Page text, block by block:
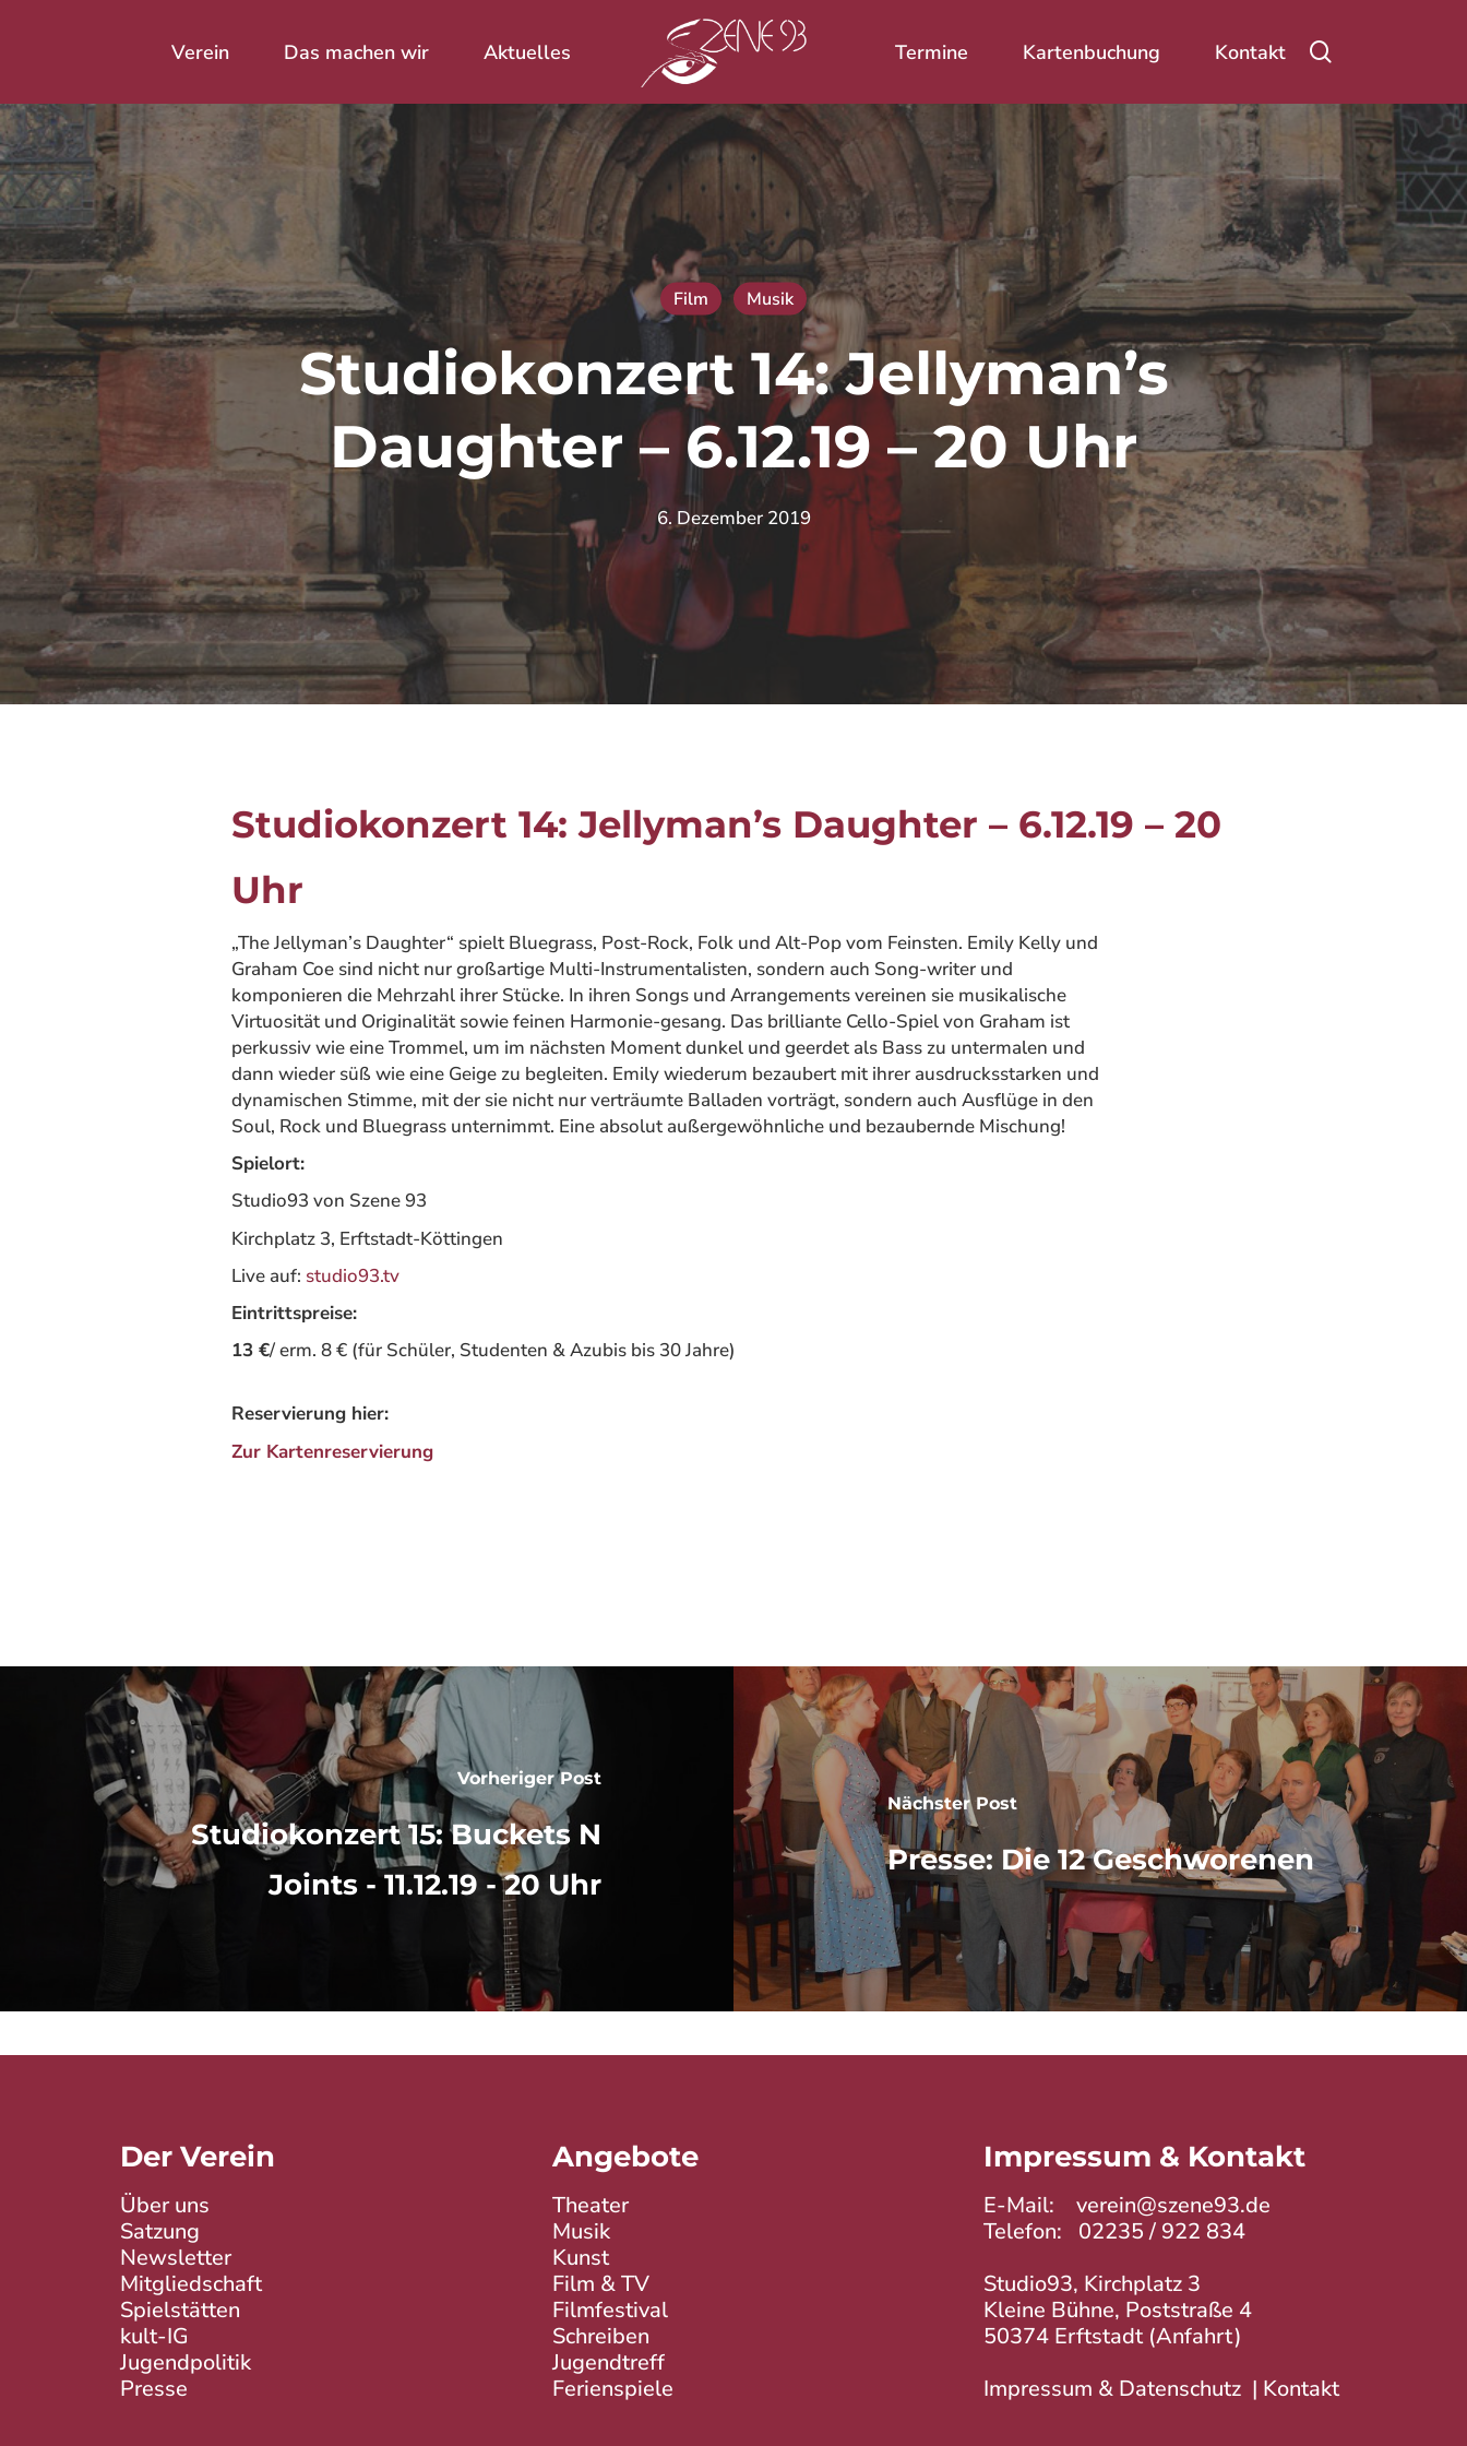
Drücke Enter zum Suchen oder ESC zum Schließen.
Verein Das machen wir Aktuelles Termine Kartenbuchung Kontakt
Film Musik
Studiokonzert 14: Jellyman’s
Daughter – 6.12.19 – 20 Uhr
6. Dezember 2019
Studiokonzert 14: Jellyman’s Daughter – 6.12.19 – 20
Uhr
„The Jellyman’s Daughter“ spielt Bluegrass, Post-Rock, Folk und Alt-Pop vom Feinsten. Emily Kelly und
Graham Coe sind nicht nur großartige Multi-Instrumentalisten, sondern auch Song-writer und
komponieren die Mehrzahl ihrer Stücke. In ihren Songs und Arrangements vereinen sie musikalische
Virtuosität und Originalität sowie feinen Harmonie-gesang. Das brilliante Cello-Spiel von Graham ist
perkussiv wie eine Trommel, um im nächsten Moment dunkel und geerdet als Bass zu untermalen und
dann wieder süß wie eine Geige zu begleiten. Emily wiederum bezaubert mit ihrer ausdrucksstarken und
dynamischen Stimme, mit der sie nicht nur verträumte Balladen vorträgt, sondern auch Ausflüge in den
Soul, Rock und Bluegrass unternimmt. Eine absolut außergewöhnliche und bezaubernde Mischung!
Spielort:
Studio93 von Szene 93
Kirchplatz 3, Erftstadt-Köttingen
Live auf: studio93.tv
Eintrittspreise:
13 €/ erm. 8 € (für Schüler, Studenten & Azubis bis 30 Jahre)
Reservierung hier:
Zur Kartenreservierung
Vorheriger Post
Studiokonzert 15: Buckets N
Joints - 11.12.19 - 20 Uhr
Nächster Post
Presse: Die 12 Geschworenen
Der Verein
Über uns
Satzung
Newsletter
Mitgliedschaft
Spielstätten
kult-IG
Jugendpolitik
Presse
Angebote
Theater
Musik
Kunst
Film & TV
Filmfestival
Schreiben
Jugendtreff
Ferienspiele
Impressum & Kontakt
E-Mail:verein@szene93.de
Telefon: 02235 / 922 834
Studio93, Kirchplatz 3
Kleine Bühne, Poststraße 4
50374 Erftstadt (Anfahrt)
Impressum & Datenschutz | Kontakt
SZENE 93
© 2026 SZENE 93